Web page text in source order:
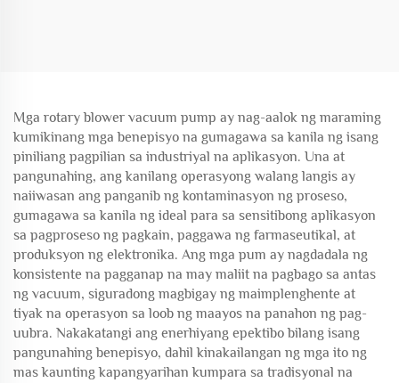
Mga rotary blower vacuum pump ay nag-aalok ng maraming
kumikinang mga benepisyo na gumagawa sa kanila ng isang
piniliang pagpilian sa industriyal na aplikasyon. Una at
pangunahing, ang kanilang operasyong walang langis ay
naiiwasan ang panganib ng kontaminasyon ng proseso,
gumagawa sa kanila ng ideal para sa sensitibong aplikasyon
sa pagproseso ng pagkain, paggawa ng farmaseutikal, at
produksyon ng elektronika. Ang mga pum ay nagdadala ng
konsistente na pagganap na may maliit na pagbago sa antas
ng vacuum, siguradong magbigay ng maimplenghente at
tiyak na operasyon sa loob ng maayos na panahon ng pag-
uubra. Nakakatangi ang enerhiyang epektibo bilang isang
pangunahing benepisyo, dahil kinakailangan ng mga ito ng
mas kaunting kapangyarihan kumpara sa tradisyonal na